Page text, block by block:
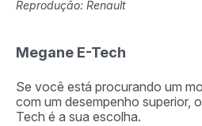
Reprodução: Renault
Megane E-Tech
Se você está procurando um
com um desempenho superior,
Tech é a sua escolha.